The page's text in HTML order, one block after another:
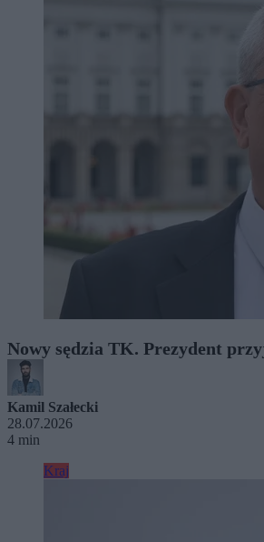
Nowy sędzia TK. Prezydent
Kamil Szałecki
28.07.2026
4 min
Kraj